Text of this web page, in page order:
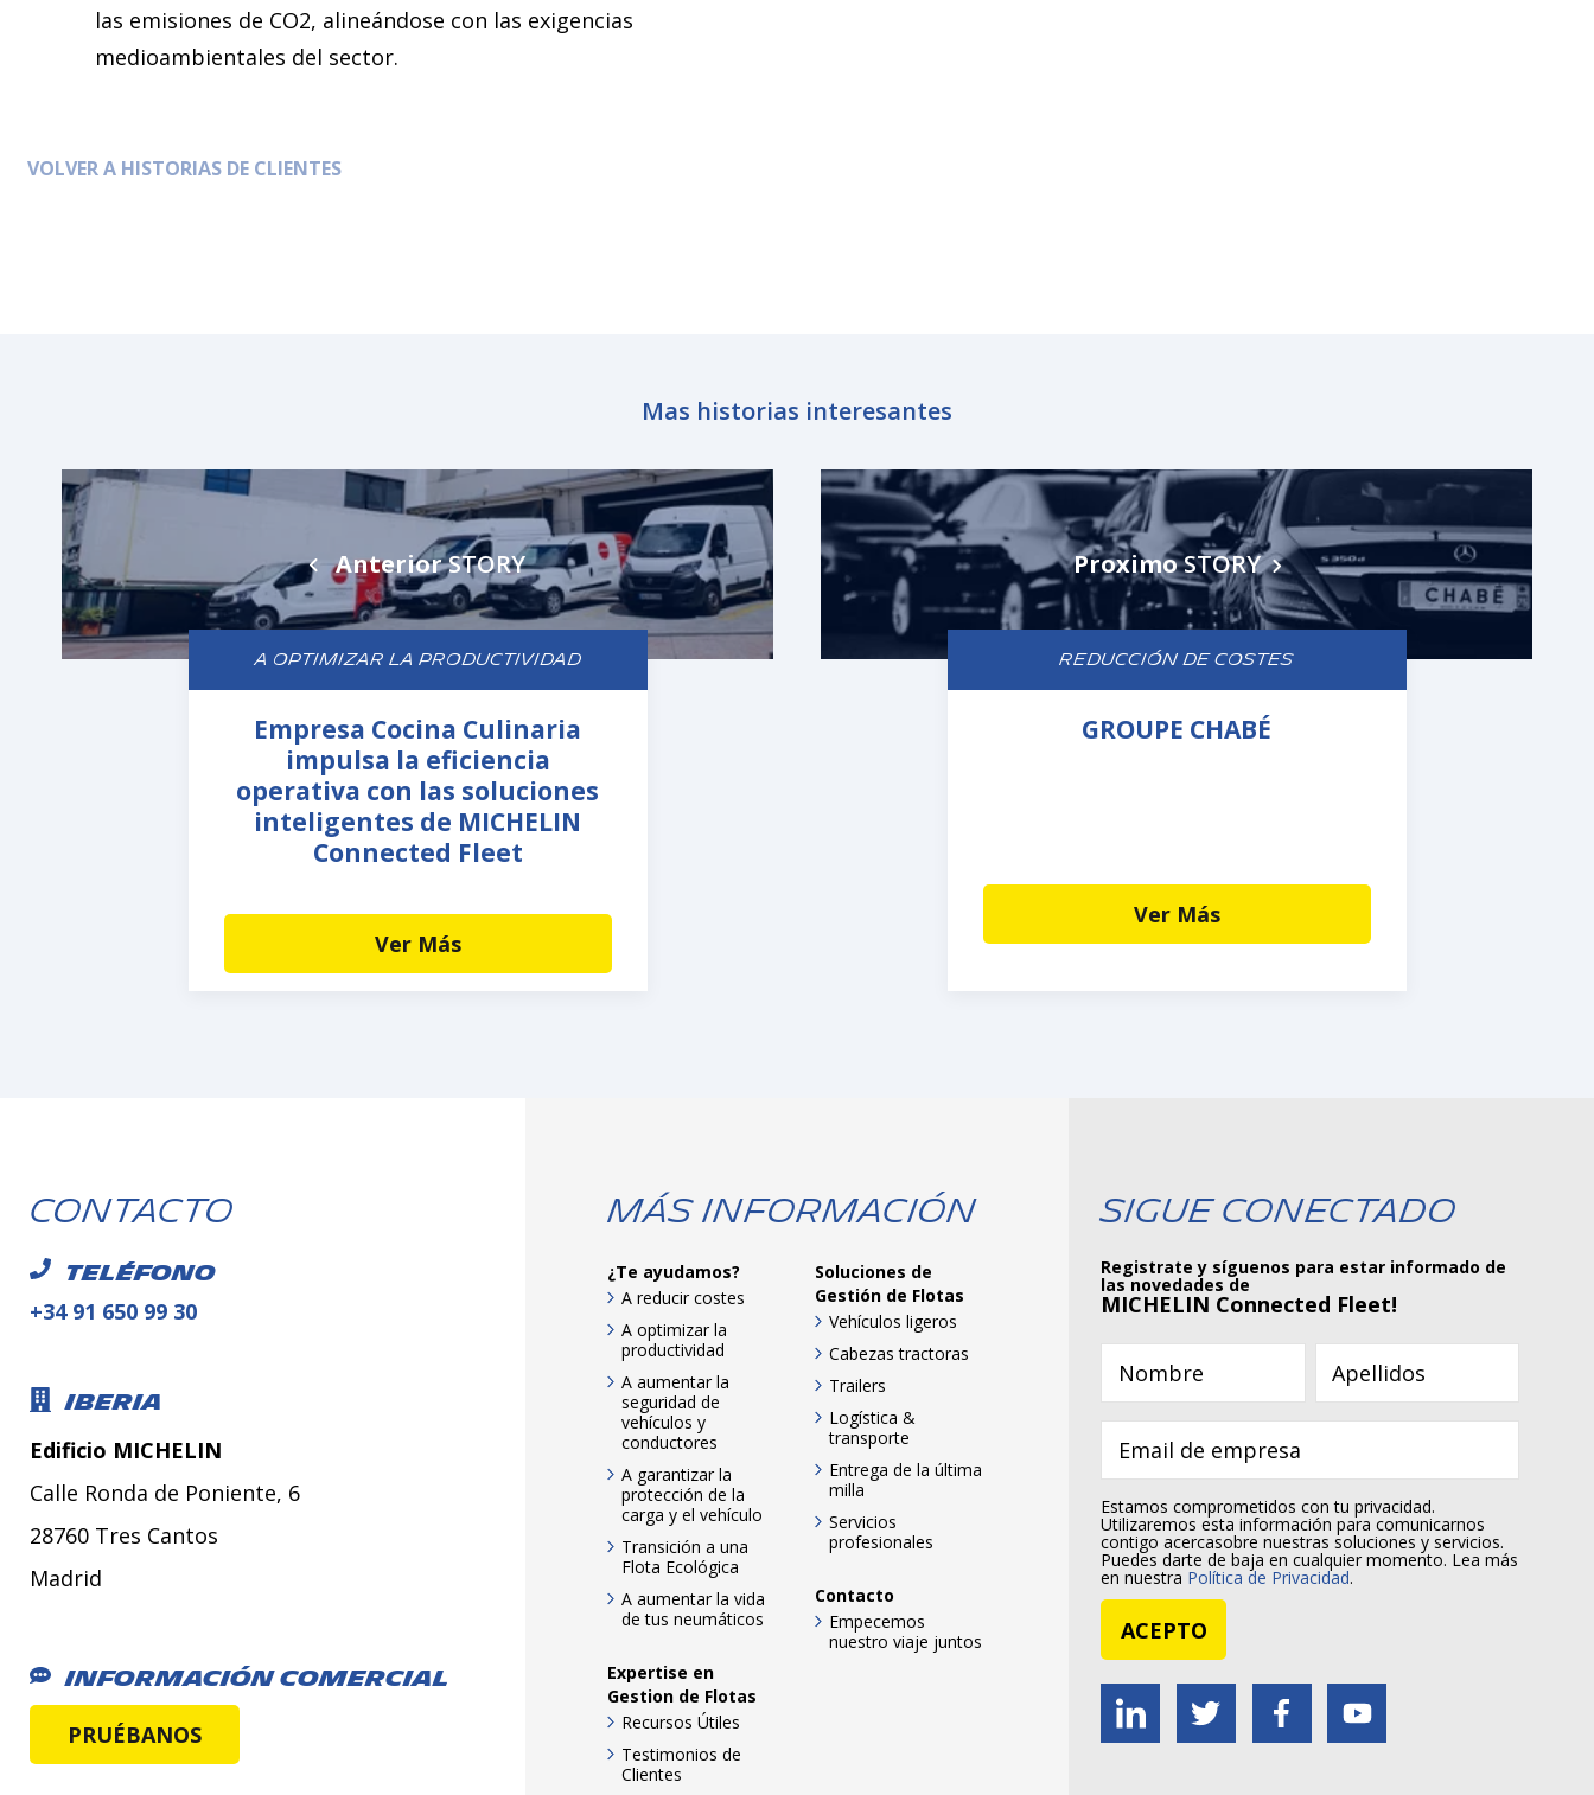
las emisiones de CO2, alineándose con las exigencias
medioambientales del sector.
VOLVER A HISTORIAS DE CLIENTES
Mas historias interesantes
AnteriorSTORY
A OPTIMIZAR LA PRODUCTIVIDAD
Empresa Cocina Culinaria
impulsa la eficiencia
operativa con las soluciones
inteligentes de MICHELIN
Connected Fleet
Ver Más
ProximoSTORY
REDUCCIÓN DE COSTES
GROUPE CHABÉ
Ver Más
Contacto
Teléfono
+34 91 650 99 30
Iberia
Edificio MICHELIN
Calle Ronda de Poniente, 6
28760 Tres Cantos
Madrid
Información Comercial
PRUÉBANOS
Más Información
¿Te ayudamos?
A reducir costes
A optimizar la
productividad
A aumentar la
seguridad de
vehículos y
conductores
A garantizar la
protección de la
carga y el vehículo
Transición a una
Flota Ecológica
A aumentar la vida
de tus neumáticos
Expertise en
Gestion de Flotas
Recursos Útiles
Testimonios de
Clientes
Soluciones de
Gestión de Flotas
Vehículos ligeros
Cabezas tractoras
Trailers
Logística &
transporte
Entrega de la última
milla
Servicios
profesionales
Contacto
Empecemos
nuestro viaje juntos
Sigue Conectado
Registrate y síguenos para estar informado de
las novedades de
MICHELIN Connected Fleet!
Estamos comprometidos con tu privacidad.
Utilizaremos esta información para comunicarnos
contigo acercasobre nuestras soluciones y servicios.
Puedes darte de baja en cualquier momento. Lea más
en nuestra Política de Privacidad.